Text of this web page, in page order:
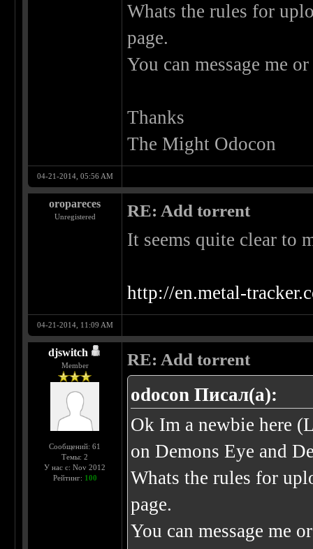
Whats the rules for
page.
You can message me
Thanks
The Might Odocon
04-21-2014, 05:56 AM
oropareces
Unregistered RE: Add torrent
It seems quite clear to
http://en.metal-
04-21-2014, 11:09 AM
djswitch
Member
Сообщений: 61
Темы: 2
У нас с: Nov 2012
Рейтинг: 100
RE: Add torrent
odocon Писал(а):
Ok Im a newbie here
on Demons Eye and
Whats the rules for
page.
You can message me